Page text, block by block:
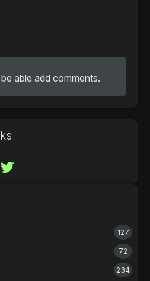
able add comments.
127
72
234